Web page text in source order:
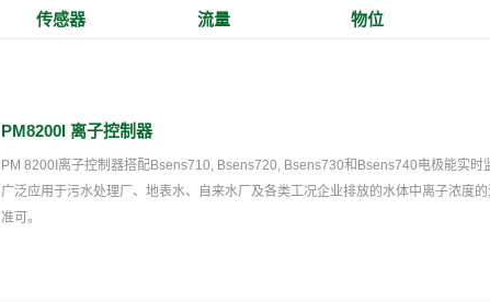
传感器 流量 物位
PM8200I 离子控制器
PM 8200I离子控制器搭配Bsens710, Bsens720, Bsens730和Bsens740电极能实时
广泛应用于污水处理厂、地表水、自来水厂及各类工况企业排放的水体中离子浓度
准可。